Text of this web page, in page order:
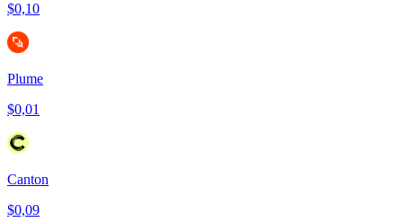
$0,10
Plume
$0,01
Canton
$0,09